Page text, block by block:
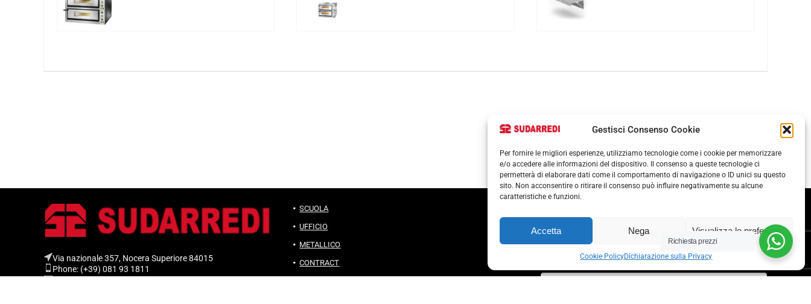
Gestisci Consenso Cookie
Per fornire le migliori esperienze, utilizziamo tecnologie come i cookie per memorizzare
e/o accedere alle informazioni del dispositivo. Il consenso a queste tecnologie ci
permetterà di elaborare dati come il comportamento di navigazione o ID unici su questo
sito. Non acconsentire o ritirare il consenso può influire negativamente su alcune
caratteristiche e funzioni.
Accetta Nega Visualizza le preferenze
Cookie PolicyDichiarazione sulla Privacy
Via nazionale 357, Nocera Superiore 84015​
Phone: (+39) 081 93 1811
SCUOLA
UFFICIO
METALLICO
CONTRACT
Cookie Policy (UE)
POLITICA ANTICORRUZIONE 37001Richiesta prezzi